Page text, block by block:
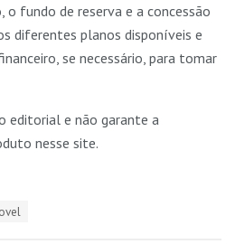
o fundo de reserva e a concessão
diferentes planos disponíveis e
se necessário, para tomar
editorial e não garante a
nesse site.